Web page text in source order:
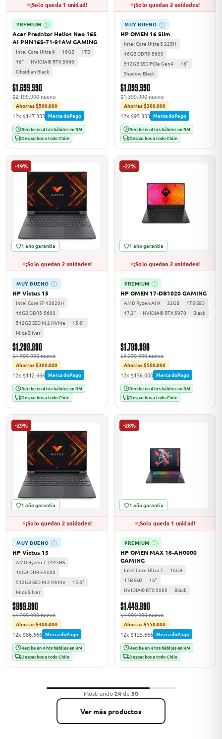
¡Solo queda 1 unidad!
PREMIUM ?
Acer Predator Helios Neo 16S
AI PHN16S-71-91AW GAMING
Intel Core Ultra 9 16GB
1TB
16"
NVIDIA® RTX 5060
Obsidian Black
$1.699.990
$2.199.990 nuevo
Ahorras $500.000
12x $147.333 MercadoPago
Recibe en 4 hrs hábiles en RM
Despachos a todo Chile
¡Solo quedan 2 unidades!
MUY BUENO ?
HP OMEN 16 Slim
Intel Core Ultra 5 225H
16GB DDR5-5600
512GB SSD PCIe Gen4
16"
Shadow Black
$1.099.990
$1.399.990 nuevo
Ahorras $300.000
12x $95.333 MercadoPago
Recibe en 4 hrs hábiles en RM
Despachos a todo Chile
-19%
1 año garantía
¡Solo quedan 2 unidades!
MUY BUENO ?
HP Victus 15
Intel Core i7-13620H
16GB DDR5-5600
512GB SSD M.2 NVMe
15.6"
Mica Silver
$1.299.990
$1.599.990 nuevo
Ahorras $300.000
12x $112.666 MercadoPago
Recibe en 4 hrs hábiles en RM
Despachos a todo Chile
-22%
1 año garantía
¡Solo quedan 2 unidades!
PREMIUM ?
HP OMEN 17-DB1020 GAMING
AMD Ryzen AI 9 32GB
1TB SSD
17.3"
NVIDIA® RTX 5070 Black
$1.799.990
$2.299.990 nuevo
Ahorras $500.000
12x $156.000 MercadoPago
Recibe en 4 hrs hábiles en RM
Despachos a todo Chile
-29%
1 año garantía
¡Solo quedan 2 unidades!
MUY BUENO ?
HP Victus 15
AMD Ryzen 7 7445HS
16GB DDR5-5600
512GB SSD M.2 NVMe
15.6"
Mica Silver
$999.990
$1.399.990 nuevo
Ahorras $400.000
12x $86.666 MercadoPago
Recibe en 4 hrs hábiles en RM
Despachos a todo Chile
-28%
1 año garantía
¡Solo queda 1 unidad!
PREMIUM ?
HP OMEN MAX 16-AH0000
GAMING
Intel Core Ultra 7
16GB
1TB SSD
16"
NVIDIA® RTX 5060
Black
$1.449.990
$1.999.990 nuevo
Ahorras $550.000
12x $125.666 MercadoPago
Recibe en 4 hrs hábiles en RM
Despachos a todo Chile
Mostrando24de 30
Ver más productos